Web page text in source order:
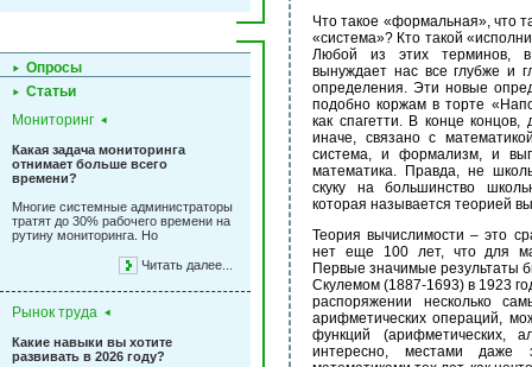
Опросы
Статьи
Мониторинг
Какая задача мониторинга
отнимает больше всего
времени?
Многие системные администраторы
тратят до 30% рабочего времени на
рутину мониторинга. Но
Читать далее...
Рынок труда
Какие навыки вы хотите
развивать в 2026 году?
Что такое «формальная», что
«система»? Кто такой
Любой из этих терминов,
вынуждает нас все глубже и
определения. Эти новые
подобно коржам в торте
как спагетти. В конце
иначе, связано с
система, и формализм, и
математика. Правда, не
скуку на большинство
которая называется теорией
Теория вычислимости – это
нет еще 100 лет, что для
Первые значимые результаты
Скулемом (1887-1693) в 1923
распоряжении несколько
арифметических операций,
функций (арифметических,
интересно, местами даже